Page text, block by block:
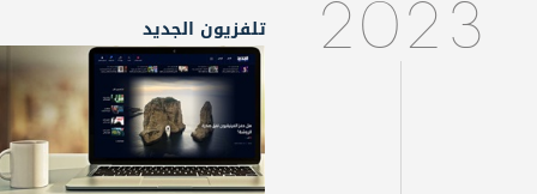
2023 تلفزيون الجديد